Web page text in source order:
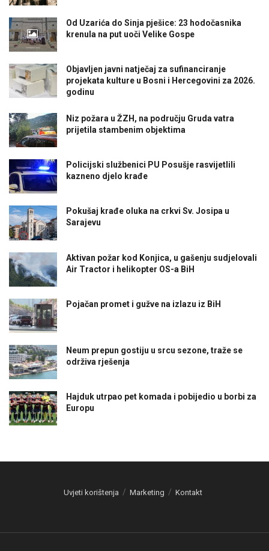
Od Uzarića do Sinja pješice: 23 hodočasnika
krenula na put uoči Velike Gospe
Objavljen javni natječaj za sufinanciranje
projekata kulture u Bosni i Hercegovini za 2026.
godinu
Niz požara u ŽZH, na području Gruda vatra
prijetila stambenim objektima
Policijski službenici PU Posušje rasvijetlili
kazneno djelo krađe
Pokušaj krađe oluka na crkvi Sv. Josipa u
Sarajevu
Aktivan požar kod Konjica, u gašenju sudjelovali
Air Tractor i helikopter OS-a BiH
Pojačan promet i gužve na izlazu iz BiH
Neum prepun gostiju u srcu sezone, traže se
održiva rješenja
Hajduk utrpao pet komada i pobijedio u borbi za
Europu
Uvjeti korištenja Marketing Kontakt